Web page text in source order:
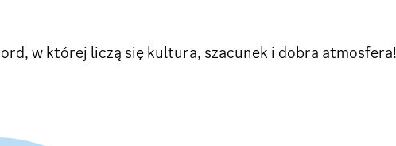
w której liczą się kultura, szacunek i dobra atmosfera!